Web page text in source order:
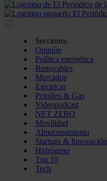
Secciones
Opinión
Política energética
Renovables
Mercados
Eléctricas
Petróleo & Gas
Videopodcast
NET ZERO
Movilidad
Almacenamiento
Startups & Innovación
Hidrógeno
Top 10
Tech